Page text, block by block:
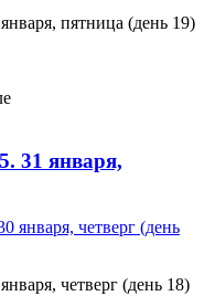
пятница (день 19)
31 января,
четверг (день 18)